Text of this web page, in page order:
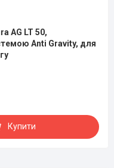
AG LT 50,
Anti Gravity, для
Купити